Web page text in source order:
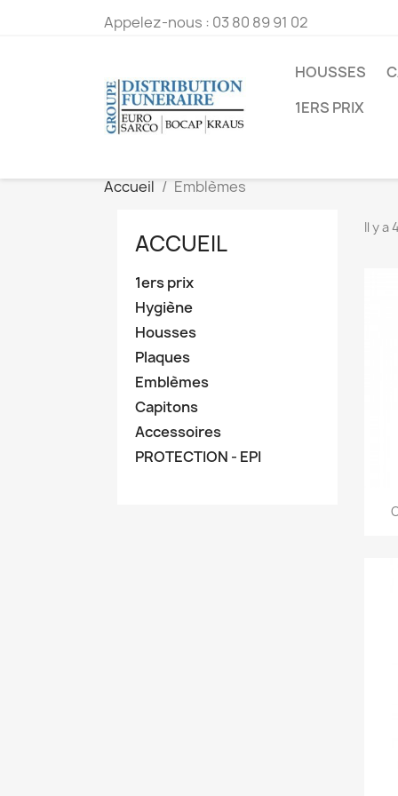
Appelez-nous : 03 80 89 91 02
HOUSSES
1ERS PRIX
Accueil Emblèmes
ACCUEIL
1ers prix
Hygiène
Housses
Plaques
Emblèmes
Capitons
Accessoires
PROTECTION - EPI
Il y a